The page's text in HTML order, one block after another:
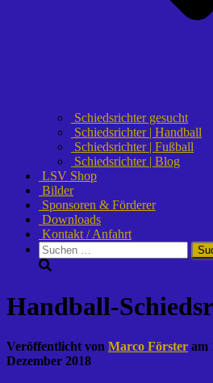
Schiedsrichter gesucht
Schiedsrichter | Handball
Schiedsrichter | Fußball
Schiedsrichter | Blog
LSV Shop
Bilder
Sponsoren & Förderer
Downloads
Kontakt / Anfahrt
Suchen
nach:
Handball-
Veröffentlicht von Marco Förster am
Dezember 2018